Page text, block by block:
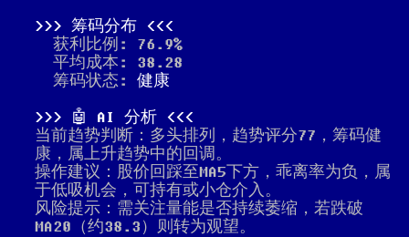
筹码分布
获利比例: 76.9%
平均成本: 38.28
筹码状态: 健康
🤖 AI 分析
当前趋势判断：多头排列，趋势评分77，筹码健
康，属上升趋势中的回调。
操作建议：股价回踩至MA5下方，乖离率为负，属
于低吸机会，可持有或小仓介入。
风险提示：需关注量能是否持续萎缩，若跌破
MA20（约38.3）则转为观望。